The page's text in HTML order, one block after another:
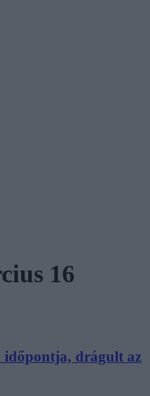
16
drágult az